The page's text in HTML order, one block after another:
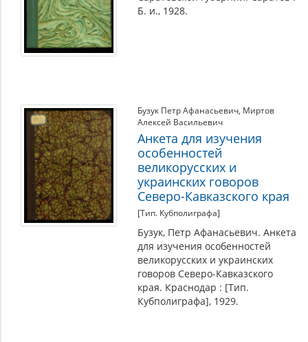
Б. и., 1928.
Бузук Петр Афанасьевич, Миртов
Алексей Васильевич
Анкета для изучения
особенностей
великорусских и
украинских говоров
Северо-Кавказского края
[Тип. Кубполиграфа]
Бузук, Петр Афанасьевич. Анкета
для изучения особенностей
великорусских и украинских
говоров Северо-Кавказского
края. Краснодар : [Тип.
Кубполиграфа], 1929.